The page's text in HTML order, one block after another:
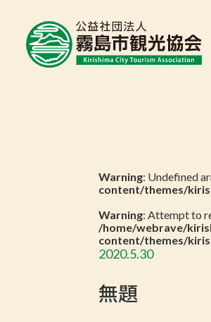
Warning: Undefined
content/themes/
Warning: Attempt to
/home/webrave/
content/themes/
2020.5.30
無題